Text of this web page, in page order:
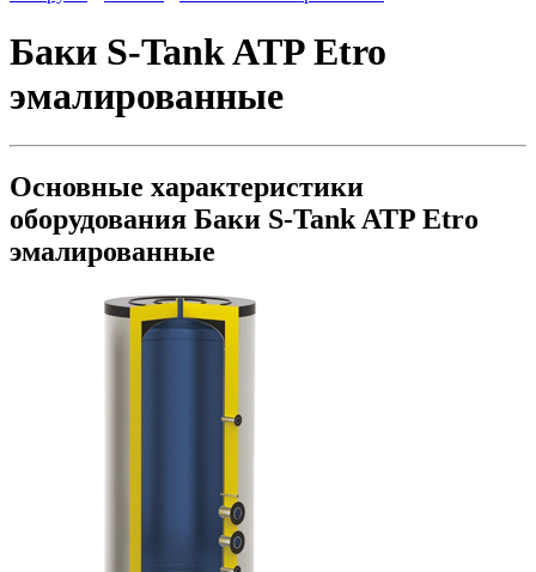
Баки S-Tank ATP Etro
эмалированные
Основные характеристики
оборудования Баки S-Tank ATP Etro
эмалированные